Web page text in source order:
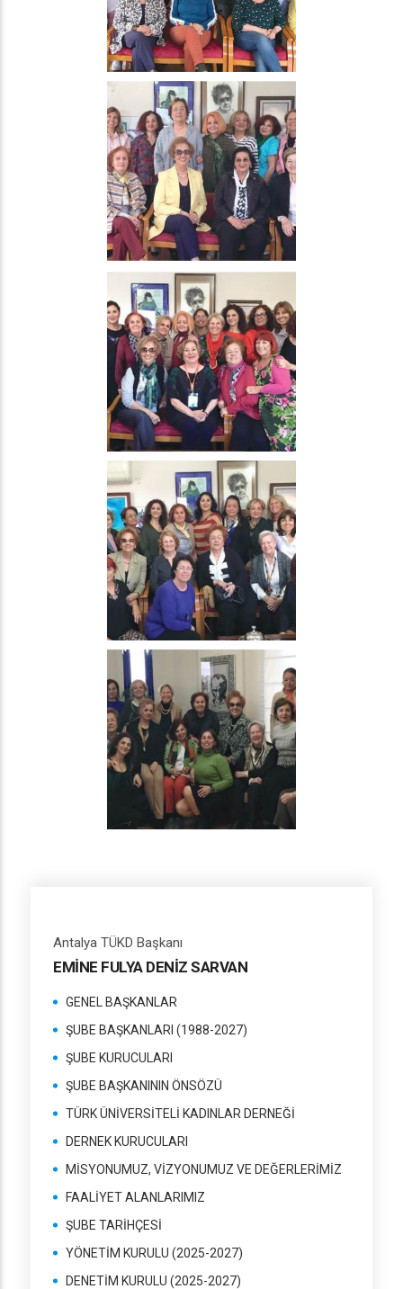
Antalya TÜKD Başkanı
EMİNE FULYA DENİZ SARVAN
GENEL BAŞKANLAR
ŞUBE BAŞKANLARI (1988-2027)
ŞUBE KURUCULARI
ŞUBE BAŞKANININ ÖNSÖZÜ
TÜRK ÜNİVERSİTELİ KADINLAR DERNEĞİ
DERNEK KURUCULARI
MİSYONUMUZ, VİZYONUMUZ VE DEĞERLERİMİZ
FAALİYET ALANLARIMIZ
ŞUBE TARİHÇESİ
YÖNETİM KURULU (2025-2027)
DENETİM KURULU (2025-2027)